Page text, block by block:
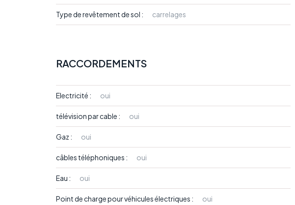
Type de revêtement de sol : carrelages
RACCORDEMENTS
Electricité : oui
télévision par cable : oui
Gaz : oui
câbles téléphoniques : oui
Eau : oui
Point de charge pour véhicules électriques : oui